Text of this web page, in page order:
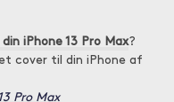
iPhone 13 Pro Max?
cover til din iPhone af
Pro Max